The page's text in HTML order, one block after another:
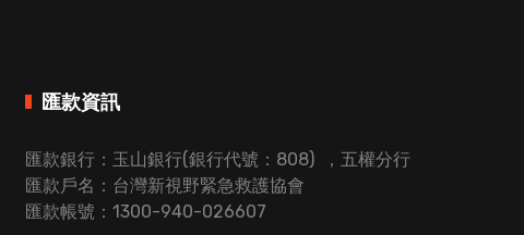
匯款資訊
匯款銀行：玉山銀行(銀行代號：808) ，五權分行
匯款戶名：台灣新視野緊急救護協會
匯款帳號：1300-940-026607